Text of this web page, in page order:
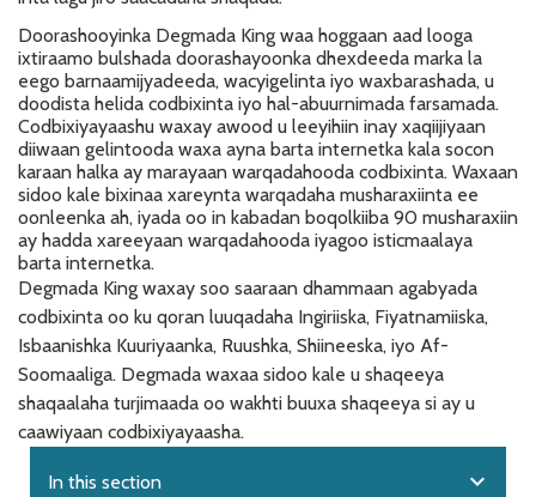
Doorashooyinka Degmada King waa hoggaan aad looga
ixtiraamo bulshada doorashayoonka dhexdeeda marka la
eego barnaamijyadeeda, wacyigelinta iyo waxbarashada, u
doodista helida codbixinta iyo hal-abuurnimada farsamada.
Codbixiyayaashu waxay awood u leeyihiin inay xaqiijiyaan
diiwaan gelintooda waxa ayna barta internetka kala socon
karaan halka ay marayaan warqadahooda codbixinta. Waxaan
sidoo kale bixinaa xareynta warqadaha musharaxiinta ee
oonleenka ah, iyada oo in kabadan boqolkiiba 90 musharaxiin
ay hadda xareeyaan warqadahooda iyagoo isticmaalaya
barta internetka.
Degmada King waxay soo saaraan dhammaan agabyada
codbixinta oo ku qoran luuqadaha Ingiriiska, Fiyatnamiiska,
Isbaanishka Kuuriyaanka, Ruushka, Shiineeska, iyo Af-
Soomaaliga. Degmada waxaa sidoo kale u shaqeeya
shaqaalaha turjimaada oo wakhti buuxa shaqeeya si ay u
caawiyaan codbixiyayaasha.
In this section expand_more